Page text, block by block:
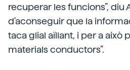
recuperar les funcions”, diu
d'aconseguir que la
taca glial aïllant, i per a això
materials conductors”.